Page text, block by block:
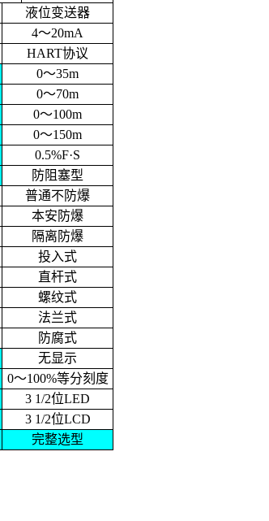
液位变送器
4～20mA
HART协议
0～35m
0～70m
0～100m
0～150m
0.5%F·S
防阻塞型
普通不防爆
本安防爆
隔离防爆
投入式
直杆式
螺纹式
法兰式
防腐式
无显示
0～100%等分刻度
3 1/2位LED
3 1/2位LCD
完整选型